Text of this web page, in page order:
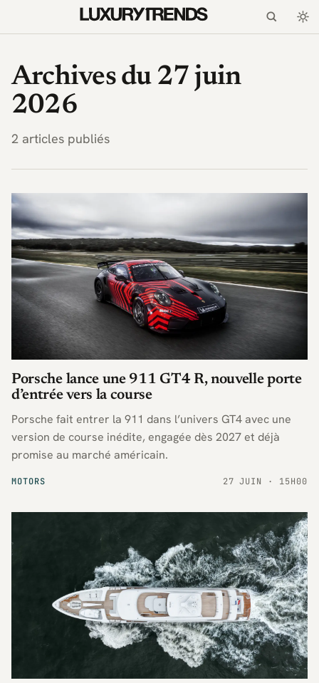
Archives du 27 juin
2026
2 articles publiés
MOTORS
Porsche lance une 911 GT4 R, nouvelle porte
d’entrée vers la course
Porsche fait entrer la 911 dans l’univers GT4 avec une
version de course inédite, engagée dès 2027 et déjà
promise au marché américain.
27 JUIN · 15H00